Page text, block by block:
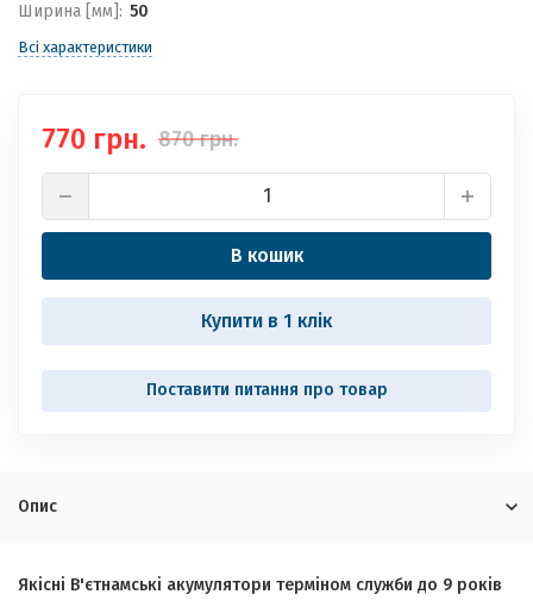
Ширина [мм]: 50
Всі характеристики
770 грн. 870 грн.
В кошик
Купити в 1 клік
Опис
Якісні В'єтнамські акумулятори терміном служби до 9 років